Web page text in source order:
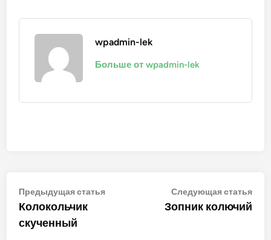
wpadmin-lek
Больше от wpadmin-lek
Навигация
по
записям
Предыдущая статьяПредыдущая
Колокольчик
скученный
Следующая статья
Зопник колючий